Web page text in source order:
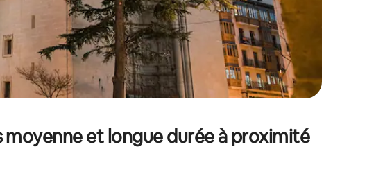
moyenne et longue durée à proximité